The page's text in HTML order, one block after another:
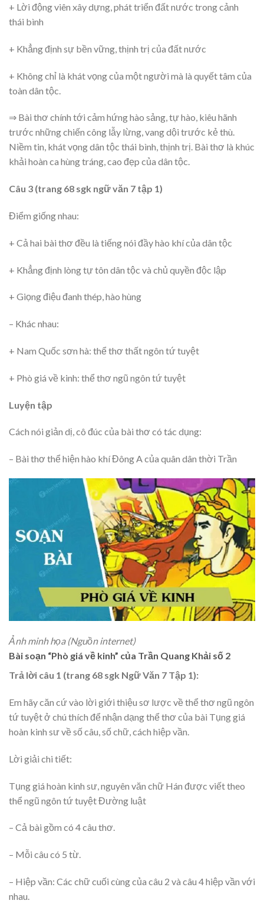
+ Lời động viên xây dựng, phát triển đất nước trong cảnh
thái bình
+ Khẳng định sự bền vững, thịnh trị của đất nước
+ Không chỉ là khát vọng của một người mà là quyết tâm của
toàn dân tộc.
⇒ Bài thơ chính tới cảm hứng hào sảng, tự hào, kiêu hãnh
trước những chiến công lẫy lừng, vang dội trước kẻ thù.
Niềm tin, khát vọng dân tộc thái bình, thịnh trị. Bài thơ là khúc
khải hoàn ca hùng tráng, cao đẹp của dân tộc.
Câu 3 (trang 68 sgk ngữ văn 7 tập 1)
Điểm giống nhau:
+ Cả hai bài thơ đều là tiếng nói đầy hào khí của dân tộc
+ Khẳng định lòng tự tôn dân tộc và chủ quyền độc lập
+ Giọng điệu đanh thép, hào hùng
– Khác nhau:
+ Nam Quốc sơn hà: thể thơ thất ngôn tứ tuyệt
+ Phò giá về kinh: thể thơ ngũ ngôn tứ tuyệt
Luyện tập
Cách nói giản dị, cô đúc của bài thơ có tác dụng:
– Bài thơ thể hiện hào khí Đông A của quân dân thời Trần
Ảnh minh họa (Nguồn internet)
Bài soạn “Phò giá về kinh” của Trần Quang Khải số 2
Trả lời câu 1 (trang 68 sgk Ngữ Văn 7 Tập 1):
Em hãy căn cứ vào lời giới thiệu sơ lược về thể thơ ngũ ngôn
tứ tuyệt ở chú thích để nhận dạng thể thơ của bài Tụng giá
hoàn kinh sư về số câu, số chữ, cách hiệp vần.
Lời giải chi tiết:
Tụng giá hoàn kinh sư, nguyên văn chữ Hán được viết theo
thể ngũ ngôn tứ tuyệt Đường luật
– Cả bài gồm có 4 câu thơ.
– Mỗi câu có 5 từ.
– Hiệp vần: Các chữ cuối cùng của câu 2 và câu 4 hiệp vần với
nhau.